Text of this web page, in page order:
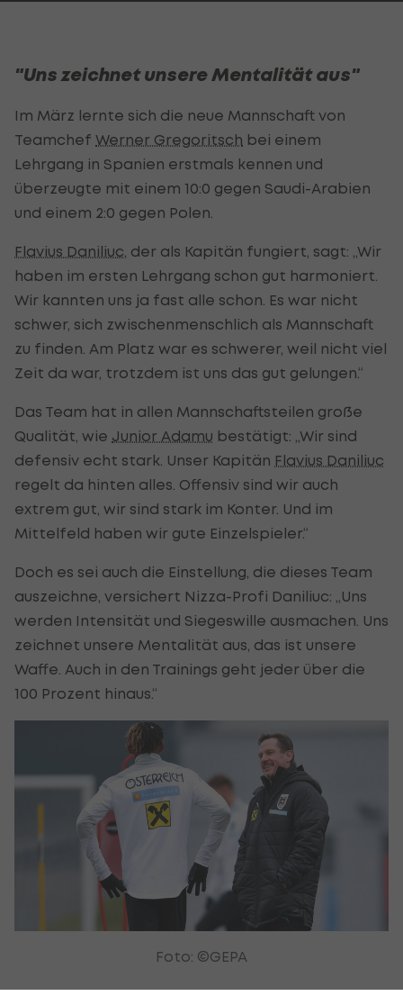
"Uns zeichnet unsere Mentalität aus"
Im März lernte sich die neue Mannschaft von
Teamchef Werner Gregoritsch bei einem
Lehrgang in Spanien erstmals kennen und
überzeugte mit einem 10:0 gegen Saudi-Arabien
und einem 2:0 gegen Polen.
Flavius Daniliuc, der als Kapitän fungiert, sagt: „Wir
haben im ersten Lehrgang schon gut harmoniert.
Wir kannten uns ja fast alle schon. Es war nicht
schwer, sich zwischenmenschlich als Mannschaft
zu finden. Am Platz war es schwerer, weil nicht viel
Zeit da war, trotzdem ist uns das gut gelungen.“
Das Team hat in allen Mannschaftsteilen große
Qualität, wie Junior Adamu bestätigt: „Wir sind
defensiv echt stark. Unser Kapitän Flavius Daniliuc
regelt da hinten alles. Offensiv sind wir auch
extrem gut, wir sind stark im Konter. Und im
Mittelfeld haben wir gute Einzelspieler.“
Doch es sei auch die Einstellung, die dieses Team
auszeichne, versichert Nizza-Profi Daniliuc: „Uns
werden Intensität und Siegeswille ausmachen. Uns
zeichnet unsere Mentalität aus, das ist unsere
Waffe. Auch in den Trainings geht jeder über die
100 Prozent hinaus.“
Foto: ©GEPA